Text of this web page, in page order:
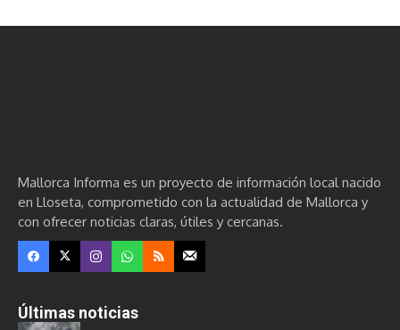
Mallorca Informa es un proyecto de información local nacido
en Lloseta, comprometido con la actualidad de Mallorca y
con ofrecer noticias claras, útiles y cercanas.
Últimas noticias